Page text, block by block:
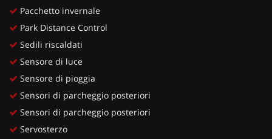
Pacchetto invernale
Park Distance Control
Sedili riscaldati
Sensore di luce
Sensore di pioggia
Sensori di parcheggio posteriori
Sensori di parcheggio posteriori
Servosterzo